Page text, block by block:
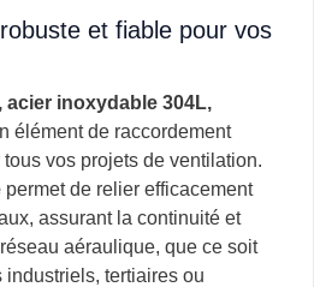
et fiable pour vos
acier inoxydable 304L,
élément de raccordement
vos projets de ventilation.
permet de relier efficacement
assurant la continuité et
réseau aéraulique, que ce soit
tertiaires ou